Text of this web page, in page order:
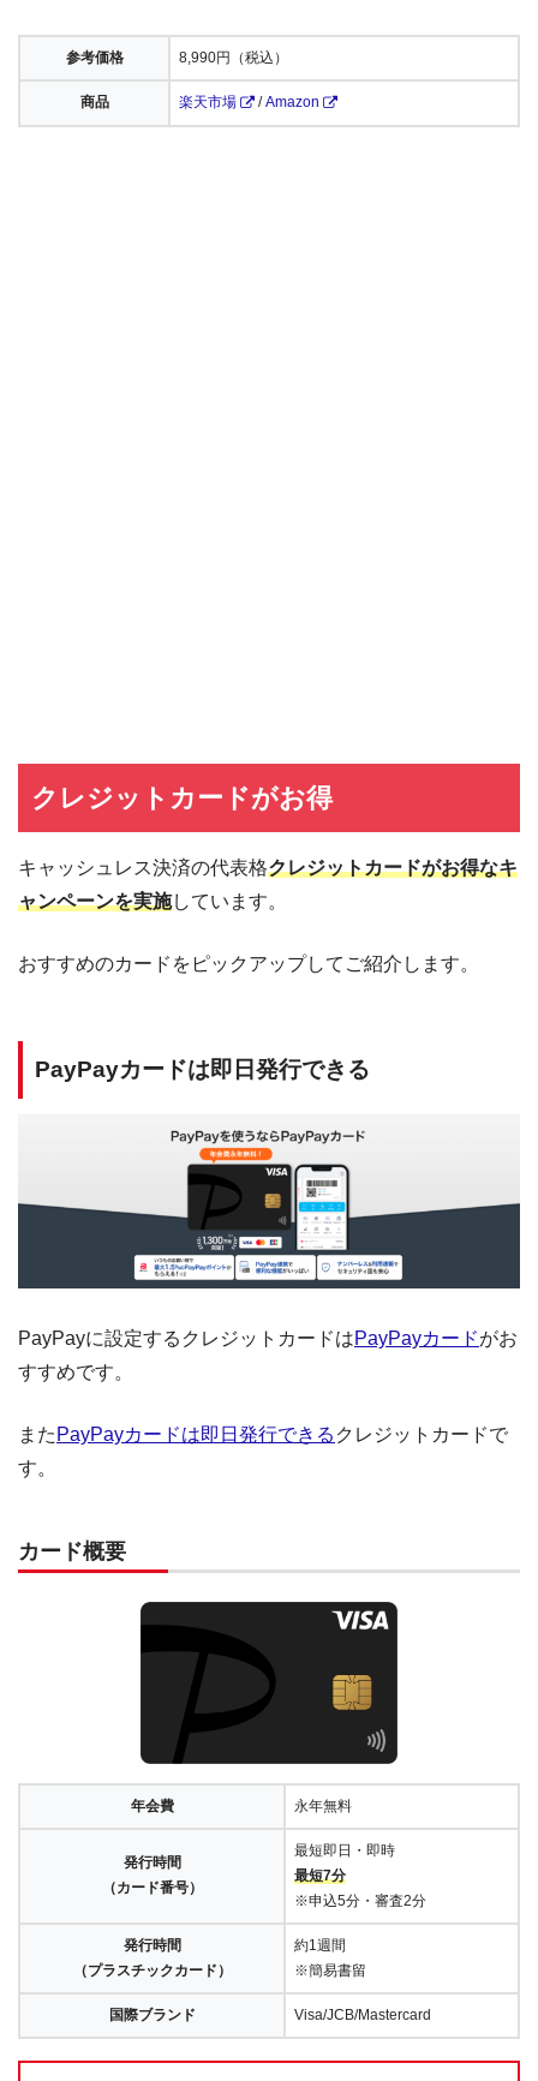
参考価格 8,990円（税込）
商品 楽天市場 /Amazon
クレジットカードがお得
キャッシュレス決済の代表格クレジットカードがお得なキ
ャンペーンを実施しています。
おすすめのカードをピックアップしてご紹介します。
PayPayカードは即日発行できる
PayPayに設定するクレジットカードはPayPayカードがお
すすめです。
また PayPayカードは即日発行できる クレジットカードで
す。
カード概要
年会費 永年無料
発行時間
（カード番号）
最短即日・即時
最短7分
※申込5分・審査2分
発行時間
（プラスチックカード）
約1週間
※簡易書留
国際ブランド Visa/JCB/Mastercard